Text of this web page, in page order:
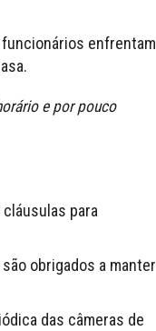
enfrentam
e por pouco
para
obrigados a manter
das câmeras de